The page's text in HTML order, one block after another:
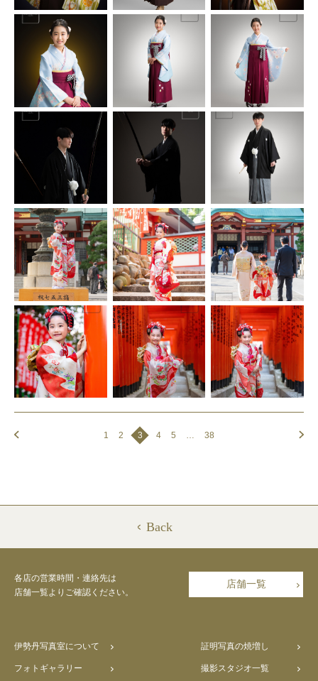
1 2 3 4 5 … 38
Back
各店の営業時間・連絡先は
店舗一覧よりご確認ください。
店舗一覧
伊勢丹写真室について 証明写真の焼増し
フォトギャラリー 撮影スタジオ一覧